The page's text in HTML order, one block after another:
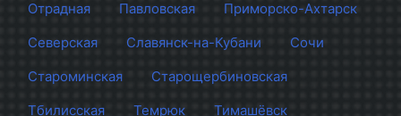
Отрадная
Павловская
Приморско-Ахтарск
Северская
Славянск-на-Кубани
Сочи
Староминская
Старощербиновская
Тбилисская
Темрюк Тимашёвск